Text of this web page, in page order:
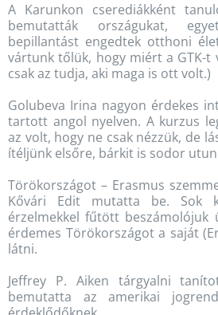
A Karunkon cserediákként
bemutatták országukat,
bepillantást engedtek otthoni
vártunk tőlük, hogy miért a GTK-t
csak az tudja, aki maga is ott volt.)
Golubeva Irina nagyon érdekes
tartott angol nyelven. A kurzus
az volt, hogy ne csak nézzük, de
ítéljünk elsőre, bárkit is sodor
Törökországot – Erasmus
Kővári Edit mutatta be. Sok
érzelmekkel fűtött beszámolójuk
érdemes Törökországot a saját
látni.
Jeffrey P. Aiken tárgyalni
bemutatta az amerikai